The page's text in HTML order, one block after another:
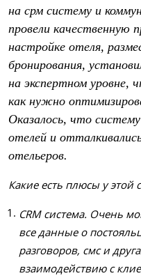
на срм систему и
провели качественную
настройке отеля,
бронирования,
на экспертном уровне,
как нужно
Оказалось, что систему
отелей и
отельеров.
Какие есть плюсы у этой
CRM система. Очень
все данные о
разговоров, смс и
взаимодействию с